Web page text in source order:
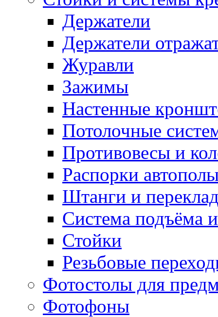
Держатели
Держатели
Журавли
Зажимы
Настенные
Потолочные
Противовесы и
Распорки
Штанги и
Система подъёма
Стойки
Резьбовые
Фотостолы для
Фотофоны